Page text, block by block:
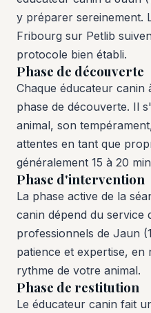
y préparer sereinement.
Fribourg sur Petlib
protocole bien établi.
Phase de découverte
Chaque éducateur
phase de découverte. Il
animal, son
attentes en tant que
généralement 15 à 20
Phase d'intervention
La phase active de la
canin dépend du service
professionnels de Jaun
patience et expertise,
rythme de votre animal.
Phase de restitution
Le éducateur canin fait